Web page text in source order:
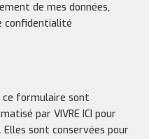
de mes données,
confidentialité
ce formulaire sont
par VIVRE ICI pour
sont conservées pour